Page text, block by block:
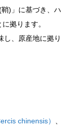
)」に基づき、ハ
拠ります。
し、原産地に拠り
chinensis）